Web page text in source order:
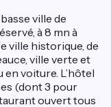
ville de
à 8 mn à
ville historique, de
ville verte et
en voiture. L’hôtel
(dont 3 pour
ouvert tous